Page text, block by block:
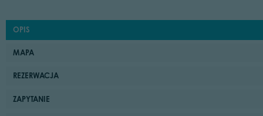
OPIS
MAPA
REZERWACJA
ZAPYTANIE